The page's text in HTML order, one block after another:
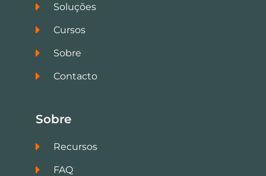
Soluções
Cursos
Sobre
Contacto
Sobre
Recursos
FAQ